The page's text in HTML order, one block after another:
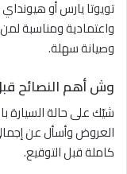
تويوتا يارس أو
واعتمادية ومناسبة
وصيانة سهلة.
وش أهم النصائح
شيّك على حالة
العروض وأسأل عن
كاملة قبل التوقيع.